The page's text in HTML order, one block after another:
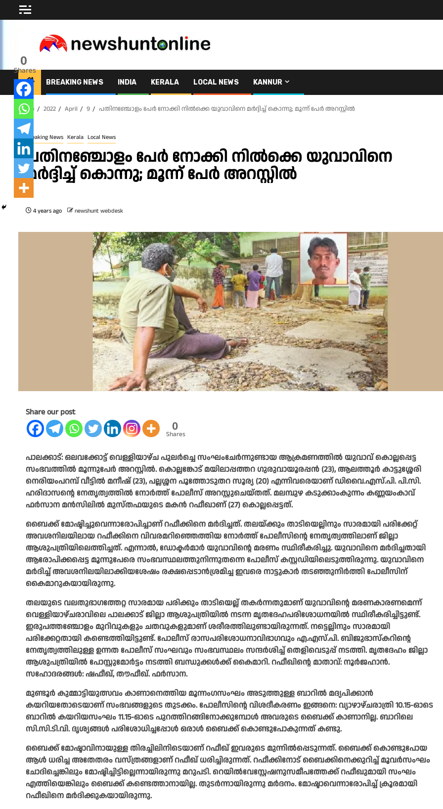
to
BREAKING NEWS INDIA KERALA LOCAL NEWS KANNUR
Home 2022 April 9 പതിനഞ്ചോളം പേർ നോക്കി നിൽക്കെ യുവാവിനെ മർദ്ദിച്ച് കൊന്നു; മൂന്ന് പേർ അറസ്റ്റിൽ
Breaking News Kerala Local News
പതിനഞ്ചോളം പേർ നോക്കി നിൽക്കെ യുവാവിനെ
മർദ്ദിച്ച് കൊന്നു; മൂന്ന് പേർ അറസ്റ്റിൽ
4 years ago newshunt webdesk
Share our post
0
Shares
പാലക്കാട്: ഒലവക്കോട്ട് വെള്ളിയാഴ്ച പുലർച്ചെ സംഘംചേർന്നുണ്ടായ ആക്രമണത്തിൽ യുവാവ് കൊല്ലപ്പെട്ട
സംഭവത്തിൽ മൂന്നുപേർ അറസ്റ്റിൽ. കൊല്ലങ്കോ‍ട് മയിലാപ്പത്തറ ഗുരുവായൂരപ്പൻ (23), ആലത്തൂർ കാട്ടുശ്ശേരി
നെരിയംപറമ്പ് വീട്ടിൽ മനീഷ് (23), പല്ലശ്ശന പൂത്തോടുതറ സൂര്യ (20) എന്നിവരെയാണ് ഡിവൈ.എസ്.പി. പി.സി.
ഹരിദാസന്റെ നേതൃത്വത്തിൽ നോർത്ത് പോലീസ് അറസ്റ്റുചെയ്തത്. മലമ്പുഴ കടുക്കാംകുന്നം കണ്ണയംകാവ്
ഫർസാന മൻസിലിൽ മുസ്തഫയുടെ മകൻ റഫീഖാണ്‌ (27) കൊല്ലപ്പെട്ടത്.
ബൈക്ക് മോഷ്ടിച്ചുവെന്നാരോപിച്ചാണ് റഫീക്കിനെ മർദിച്ചത്. തലയ്ക്കും താടിയെല്ലിനും സാരമായി പരിക്കേറ്റ്
അവശനിലയിലായ റഫീക്കിനെ വിവരമറിഞ്ഞെത്തിയ നോർത്ത് പോലീസിന്റെ നേതൃത്വത്തിലാണ് ജില്ലാ
ആശുപത്രിയിലെത്തിച്ചത്. എന്നാൽ, ഡോക്ടർമാർ യുവാവിന്റെ മരണം സ്ഥിരീകരിച്ചു. യുവാവിനെ മർദിച്ചതായി
ആരോപിക്കപ്പെട്ട മൂന്നുപേരെ സംഭവസ്ഥലത്തുനിന്നുതന്നെ പോലീസ് കസ്റ്റഡിയിലെടുത്തിരുന്നു. യുവാവിനെ
മർദിച്ച് അവശനിലയിലാക്കിയശേഷം രക്ഷപ്പെടാൻശ്രമിച്ച ഇവരെ നാട്ടുകാർ തടഞ്ഞുനിർത്തി പോലീസിന്
കൈമാറുകയായിരുന്നു.
തലയുടെ വലതുഭാഗത്തേറ്റ സാരമായ പരിക്കും താടിയെല്ല് തകർന്നതുമാണ് യുവാവിന്റെ മരണകാരണമെന്ന്
വെള്ളിയാഴ്ചരാവിലെ പാലക്കാട് ജില്ലാ ആശുപത്രിയിൽ നടന്ന മൃതദേഹപരിശോധനയിൽ സ്ഥിരീകരിച്ചിട്ടുണ്ട്.
ഇരുപത്തഞ്ചോളം മുറിവുകളും ചതവുകളുമാണ് ശരീരത്തിലുണ്ടായിരുന്നത്. നട്ടെല്ലിനും സാരമായി
പരിക്കേറ്റതായി കണ്ടെത്തിയിട്ടുണ്ട്. പോലീസ് രാസപരിശോധനാവിഭാഗവും എ.എസ്.പി. ബിജുഭാസ്കറിന്റെ
നേതൃത്വത്തിലുള്ള ഉന്നത പോലീസ് സംഘവും സംഭവസ്ഥലം സന്ദർശിച്ച് തെളിവെടുപ്പ് നടത്തി. മൃതദേഹം ജില്ലാ
ആശുപത്രിയിൽ പോസ്റ്റുമോർട്ടം നടത്തി ബന്ധുക്കൾക്ക് കൈമാറി. റഫീഖിന്റെ മാതാവ്: നൂർജഹാൻ.
സഹോദരങ്ങൾ: ഷഫീഖ്, തൗഫീഖ്. ഫർസാന.
മുണ്ടൂർ കുമ്മാട്ടിയുത്സവം കാണാനെത്തിയ മൂന്നംഗസംഘം അടുത്തുള്ള ബാറിൽ മദ്യപിക്കാൻ
കയറിയതോടെയാണ് സംഭവങ്ങളുടെ തുടക്കം. പോലീസിന്റെ വിശദീകരണം ഇങ്ങനെ: വ്യാഴാഴ്ചരാത്രി 10.15-ഓടെ
ബാറിൽ കയറിയസംഘം 11.15-ഓടെ പുറത്തിറങ്ങിനോക്കുമ്പോൾ അവരുടെ ബൈക്ക് കാണാനില്ല. ബാറിലെ
സി.സി.ടി.വി. ദൃശ്യങ്ങൾ പരിശോധിച്ചപ്പോൾ ഒരാൾ ബൈക്ക് കൊണ്ടുപോകുന്നത് കണ്ടു.
ബൈക്ക് മോഷ്ടാവിനായുള്ള തിരച്ചിലിനിടെയാണ് റഫീഖ് ഇവരുടെ മുന്നിൽപ്പെടുന്നത്. ബൈക്ക് കൊണ്ടുപോയ
ആൾ ധരിച്ച അതേതരം വസ്ത്രങ്ങളാണ് റഫീഖ് ധരിച്ചിരുന്നത്. റഫീക്കിനോട് ബൈക്കിനെക്കുറിച്ച് മൂവർസംഘം
ചോദിച്ചെങ്കിലും മോഷ്ടിച്ചിട്ടില്ലെന്നായിരുന്നു മറുപടി. റെയിൽവേസ്റ്റേഷനുസമീപത്തേക്ക് റഫീഖുമായി സംഘം
എത്തിയെങ്കിലും ബൈക്ക് കണ്ടെത്താനായില്ല. തുടർന്നായിരുന്നു മർദനം. മോഷ്ടാവെന്നാരോപിച്ച് ക്രൂരമായി
റഫീഖിനെ മർദിക്കുകയായിരുന്നു.
0
Shares